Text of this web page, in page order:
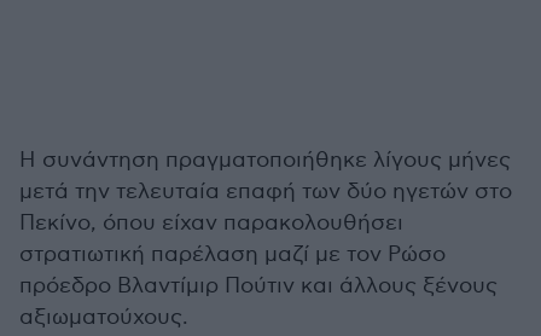
Η συνάντηση πραγματοποιήθηκε λίγους μήνες
μετά την τελευταία επαφή των δύο ηγετών στο
Πεκίνο, όπου είχαν παρακολουθήσει
στρατιωτική παρέλαση μαζί με τον Ρώσο
πρόεδρο Βλαντίμιρ Πούτιν και άλλους ξένους
αξιωματούχους.